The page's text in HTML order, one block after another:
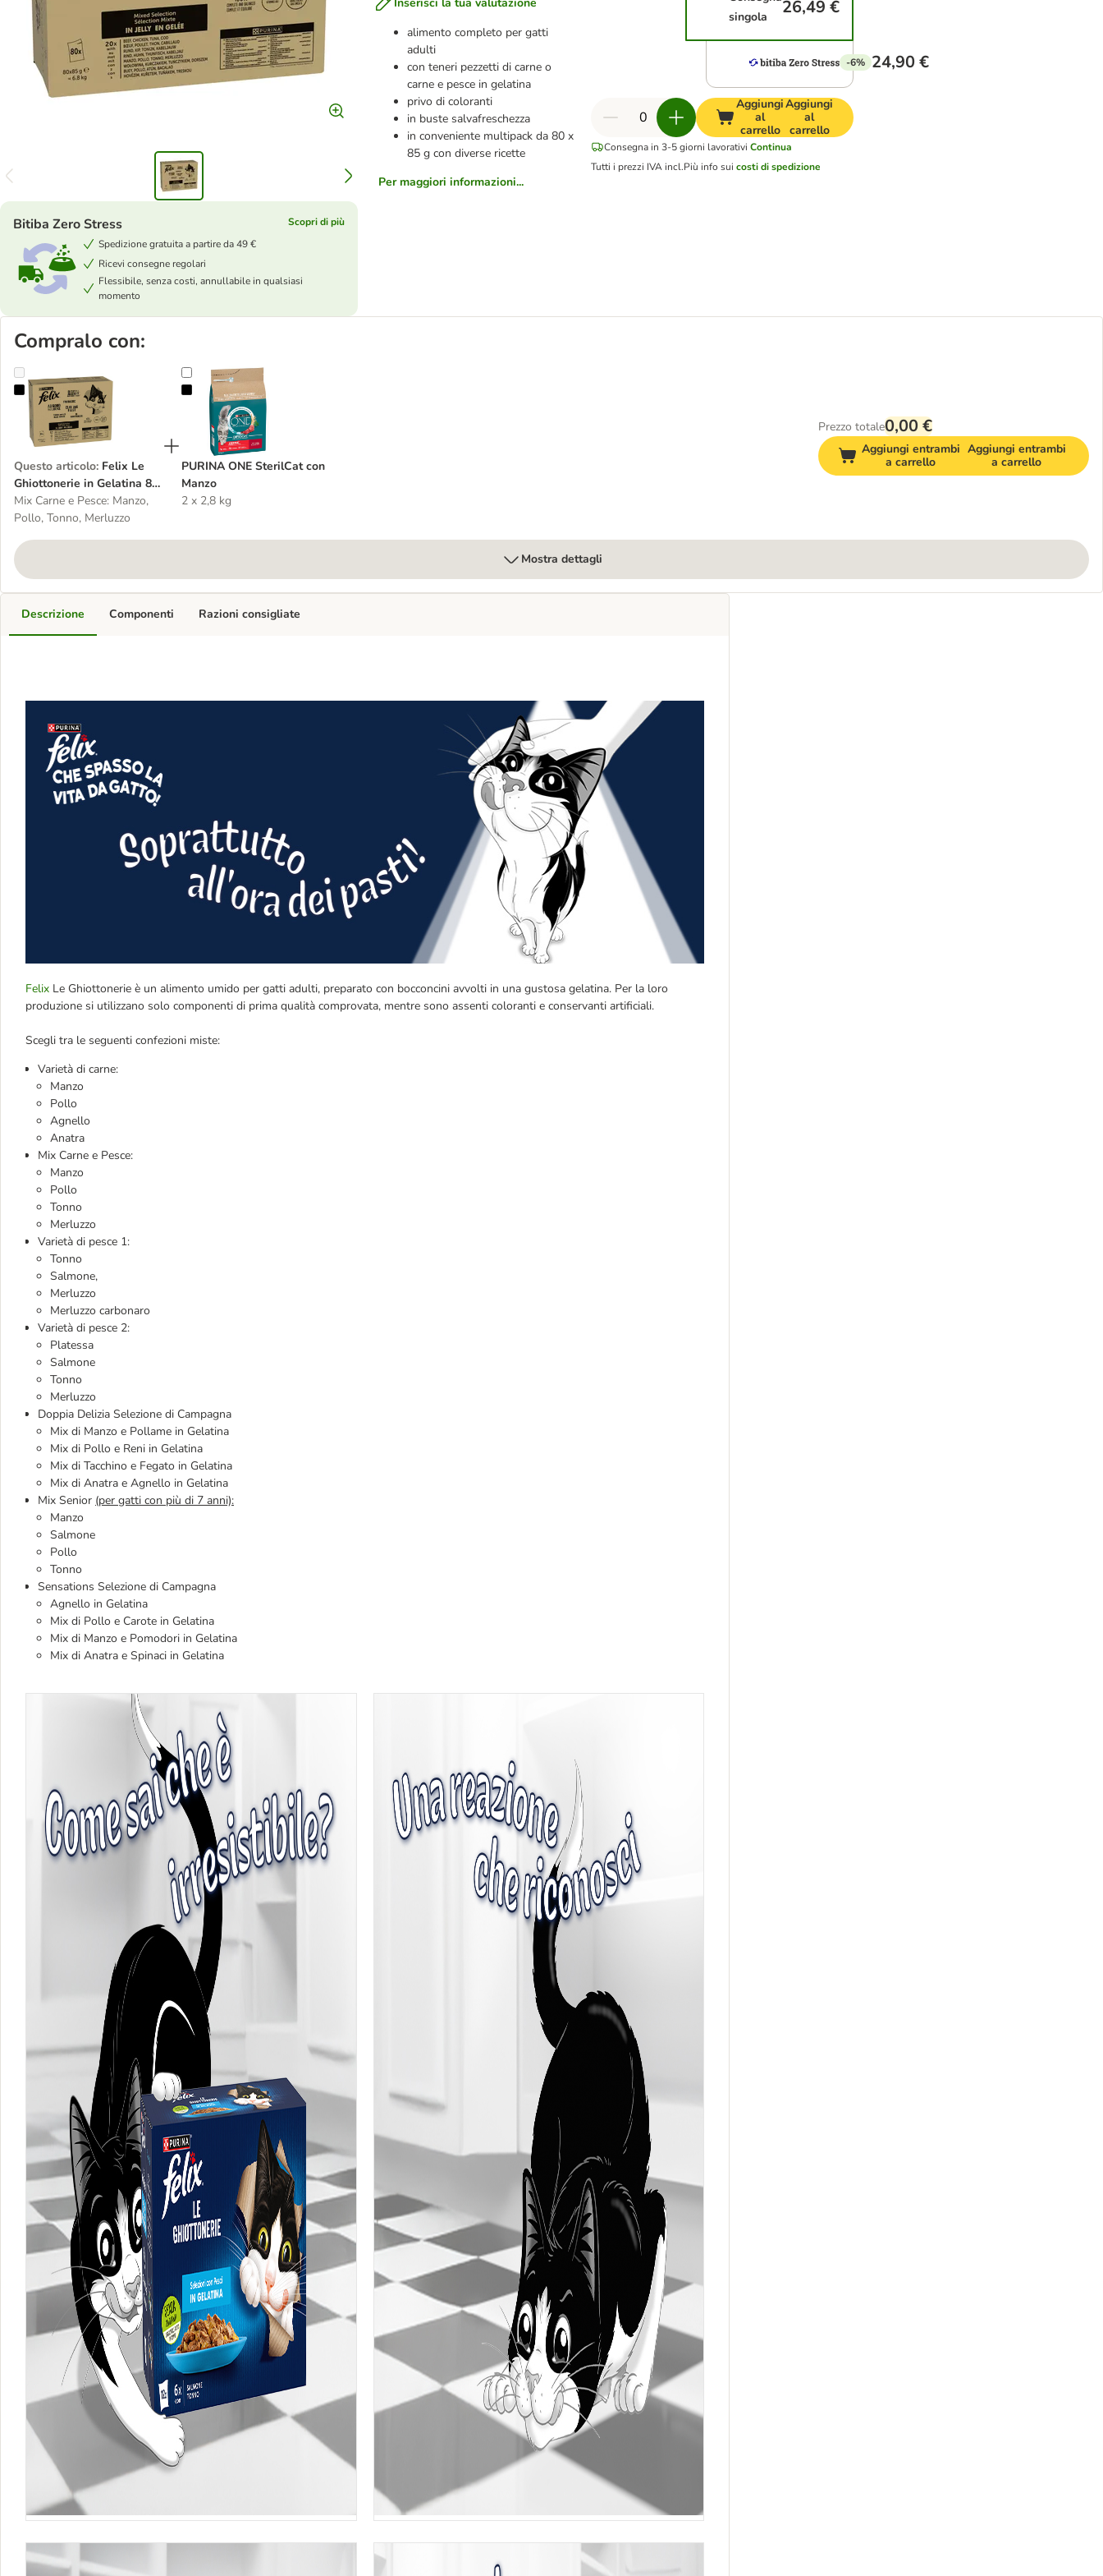
alimento completo per gatti
adulti
con teneri pezzetti di carne o
carne e pesce in gelatina
privo di coloranti
in buste salvafreschezza
in conveniente multipack da 80 x
85 g con diverse ricette
Per maggiori informazioni...
Bitiba Zero Stress
Scopri di più
Spedizione gratuita a partire da 49 €
Ricevi consegne regolari
Flessibile, senza costi, annullabile in qualsiasi
momento
singola
26,49 €
-6% 24,90 €
Aggiungi
al
carrello
Aggiungi
al
carrello
Consegna in 3-5 giorni lavorativi Continua
Tutti i prezzi IVA incl.Più info sui costi di spedizione
Compralo con:
Felix Le Ghiottonerie in Gelatina 80 x 85 g
Questo articolo: Felix Le
Ghiottonerie in Gelatina 80
x 85 g
Mix Carne e Pesce: Manzo,
Pollo, Tonno, Merluzzo
PURINA ONE SterilCat con Manzo
PURINA ONE SterilCat con
Manzo
2 x 2,8 kg
Prezzo totale0,00 €
Aggiungi entrambi
a carrello
Aggiungi entrambi
a carrello
Mostra dettagli
Descrizione
Felix Le Ghiottonerie è un alimento umido per gatti adulti, preparato con bocconcini avvolti in una gustosa gelatina. Per la loro
produzione si utilizzano solo componenti di prima qualità comprovata, mentre sono assenti coloranti e conservanti artificiali.
Scegli tra le seguenti confezioni miste:
Varietà di carne:
Manzo
Pollo
Agnello
Anatra
Mix Carne e Pesce:
Manzo
Pollo
Tonno
Merluzzo
Varietà di pesce 1:
Tonno
Salmone,
Merluzzo
Merluzzo carbonaro
Varietà di pesce 2:
Platessa
Salmone
Tonno
Merluzzo
Doppia Delizia Selezione di Campagna
Mix di Manzo e Pollame in Gelatina
Mix di Pollo e Reni in Gelatina
Mix di Tacchino e Fegato in Gelatina
Mix di Anatra e Agnello in Gelatina
Mix Senior (per gatti con più di 7 anni):
Manzo
Salmone
Pollo
Tonno
Sensations Selezione di Campagna
Agnello in Gelatina
Mix di Pollo e Carote in Gelatina
Mix di Manzo e Pomodori in Gelatina
Mix di Anatra e Spinaci in Gelatina
Componenti Razioni consigliate